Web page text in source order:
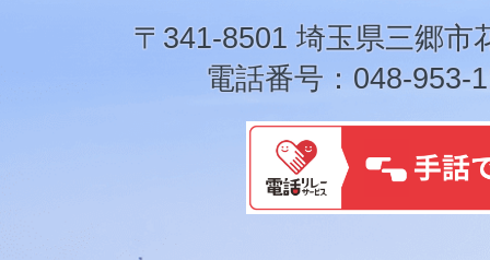
市
〒341-8501 埼玉県三郷市
電話番号：048-953-